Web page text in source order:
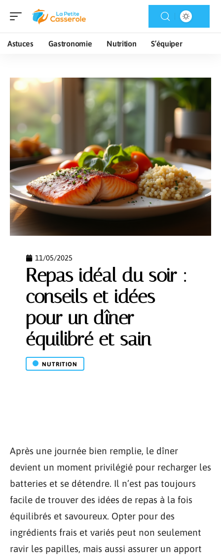
Astuces Gastronomie Nutrition S’équiper
11/05/2025
Repas idéal du soir :
conseils et idées
pour un dîner
équilibré et sain
NUTRITION
Après une journée bien remplie, le dîner
devient un moment privilégié pour recharger les
batteries et se détendre. Il n’est pas toujours
facile de trouver des idées de repas à la fois
équilibrés et savoureux. Opter pour des
ingrédients frais et variés peut non seulement
ravir les papilles, mais aussi assurer un apport